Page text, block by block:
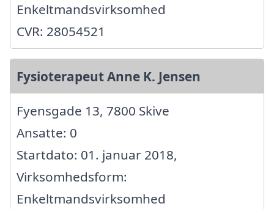
Enkeltmandsvirksomhed
CVR: 28054521
Fysioterapeut Anne K. Jensen
Fyensgade 13, 7800 Skive
Ansatte: 0
Startdato: 01. januar 2018,
Virksomhedsform:
Enkeltmandsvirksomhed